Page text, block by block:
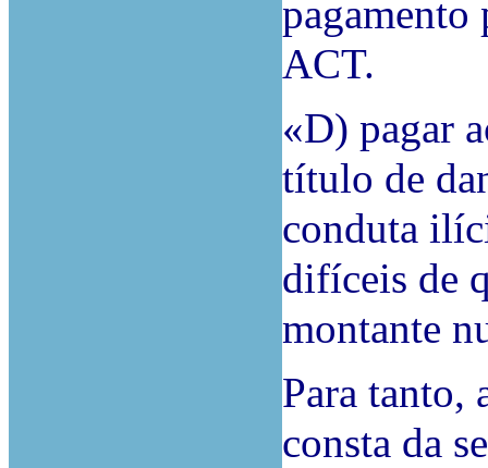
pagamento
ACT.
«D) pagar
título de
conduta
difíceis de
montante
Para tanto,
consta da